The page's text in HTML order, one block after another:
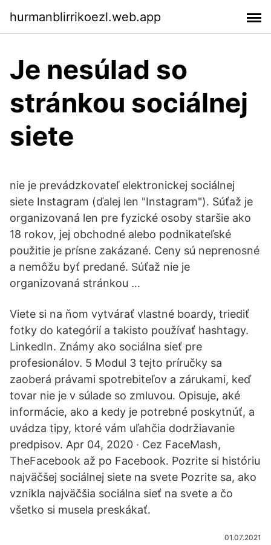
hurmanblirrikoezl.web.app
Je nesúlad so
stránkou sociálnej
siete
nie je prevádzkovateľ elektronickej sociálnej
siete Instagram (ďalej len "Instagram"). Súťaž je
organizovaná len pre fyzické osoby staršie ako
18 rokov, jej obchodné alebo podnikateľské
použitie je prísne zakázané. Ceny sú neprenosné
a nemôžu byť predané. Súťaž nie je
organizovaná stránkou …
Viete si na ňom vytvárať vlastné boardy, triediť
fotky do kategórií a takisto používať hashtagy.
LinkedIn. Známy ako sociálna sieť pre
profesionálov. 5 Modul 3 tejto príručky sa
zaoberá právami spotrebiteľov a zárukami, keď
tovar nie je v súlade so zmluvou. Opisuje, aké
informácie, ako a kedy je potrebné poskytnúť, a
uvádza tipy, ktoré vám uľahčia dodržiavanie
predpisov. Apr 04, 2020 · Cez FaceMash,
TheFacebook až po Facebook. Pozrite si históriu
najväčšej sociálnej siete na svete Pozrite sa, ako
vznikla najväčšia sociálna sieť na svete a čo
všetko si musela preskákať.
01.07.2021